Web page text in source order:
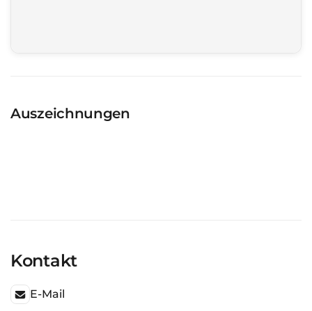
Auszeichnungen
Kontakt
E-Mail